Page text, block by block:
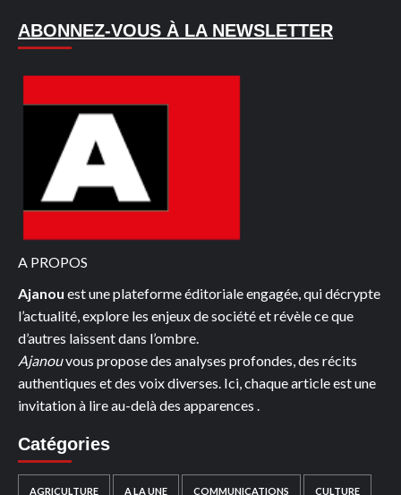
DU
:
OGHENETEGA
IGHEDO,
PREMIÈRE
FEMME
NOIRE
DOCTEUR
EN
ABONNEZ-VOUS À LA NEWSLETTER
A PROPOS
Ajanou est une plateforme éditoriale engagée, qui décrypte
l’actualité, explore les enjeux de société et révèle ce que
d’autres laissent dans l’ombre.
Ajanouvous propose des analyses profondes, des récits
authentiques et des voix diverses. Ici, chaque article est une
invitation à lire au-delà des apparences .
Catégories
AGRICULTURE A LA UNE COMMUNICATIONS CULTURE